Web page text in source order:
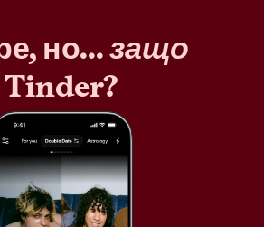
но...защо
Tinder?